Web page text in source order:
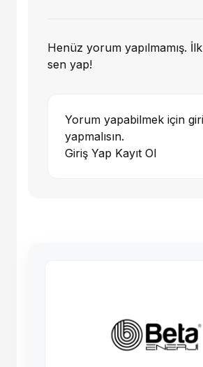
Henüz yorum yapılmamış.
sen yap!
Yorum yapabilmek için
yapmalısın.
Giriş Yap Kayıt Ol